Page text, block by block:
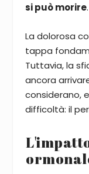
si può morire.
La dolorosa
tappa
Tuttavia, la
ancora
considerano,
difficoltà: il